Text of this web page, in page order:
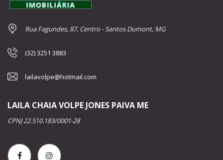
Rua Fagundes, 87, Centro - Santos Dumont, MG
(32) 3251 3883
lailavolpe@hotmail.com
LAILA CHAIA VOLPE JONES PAIVA ME
CPNJ 22.510.183/0001-28